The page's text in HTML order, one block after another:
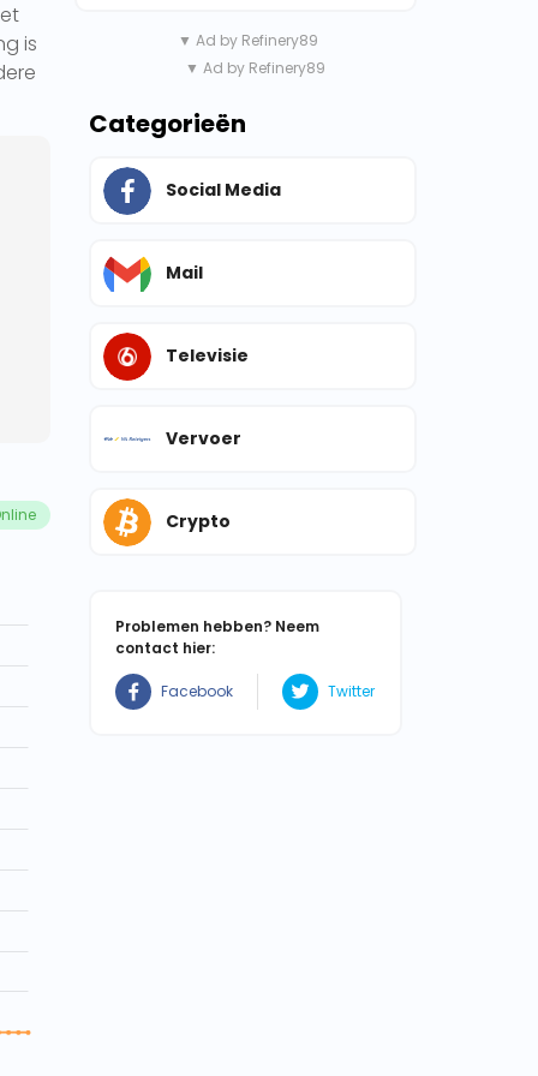
is
▼ Ad by Refinery89
▼ Ad by Refinery89
Categorieën
Social Media
Mail
Televisie
Vervoer
Crypto
Problemen hebben? Neem
contact hier:
Facebook Twitter